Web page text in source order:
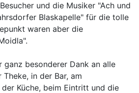
und die Musiker "Ach und
Blaskapelle" für die tolle
waren aber die
ganz besonderer Dank an alle
in der Bar, am
Küche, beim Eintritt und die